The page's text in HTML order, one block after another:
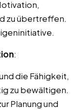
zu übertreffen.
:
die Fähigkeit,
zu bewältigen.
Planung und